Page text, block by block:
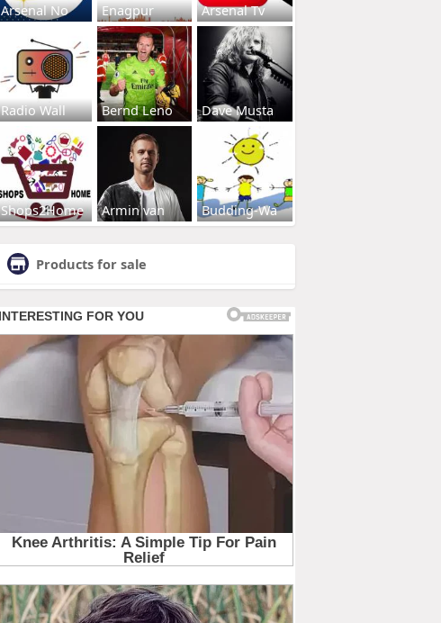
Arsenal No Enagpur Arsenal Tv
Radio Wall Bernd Leno Dave Musta
Shops2Home Armin van Budding-Wa
Products for sale